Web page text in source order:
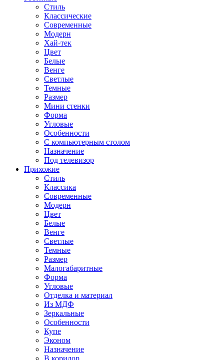
Стиль
Классические
Современные
Модерн
Хай-тек
Цвет
Белые
Венге
Светлые
Темные
Размер
Мини стенки
Форма
Угловые
Особенности
С компьютерным столом
Назначение
Под телевизор
Прихожие
Стиль
Классика
Современные
Модерн
Цвет
Белые
Венге
Светлые
Темные
Размер
Малогабаритные
Форма
Угловые
Отделка и материал
Из МДФ
Зеркальные
Особенности
Купе
Эконом
Назначение
В коридор